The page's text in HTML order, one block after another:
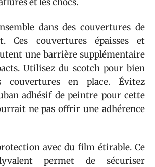
dans des couvertures de
Ces couvertures épaisses et
une barrière supplémentaire
Utilisez du scotch pour bien
couvertures en place. Évitez
adhésif de peintre pour cette
ne pas offrir une adhérence
avec du film étirable. Ce
permet de sécuriser